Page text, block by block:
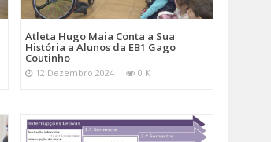
Atleta Hugo Maia Conta a Sua
História a Alunos da EB1 Gago
Coutinho
12 Dezembro 2024 0 K